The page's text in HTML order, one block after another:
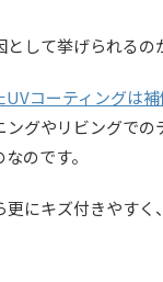
して挙げられるの
コーティングは
ングやリビングで
のです。
更にキズ付きやす